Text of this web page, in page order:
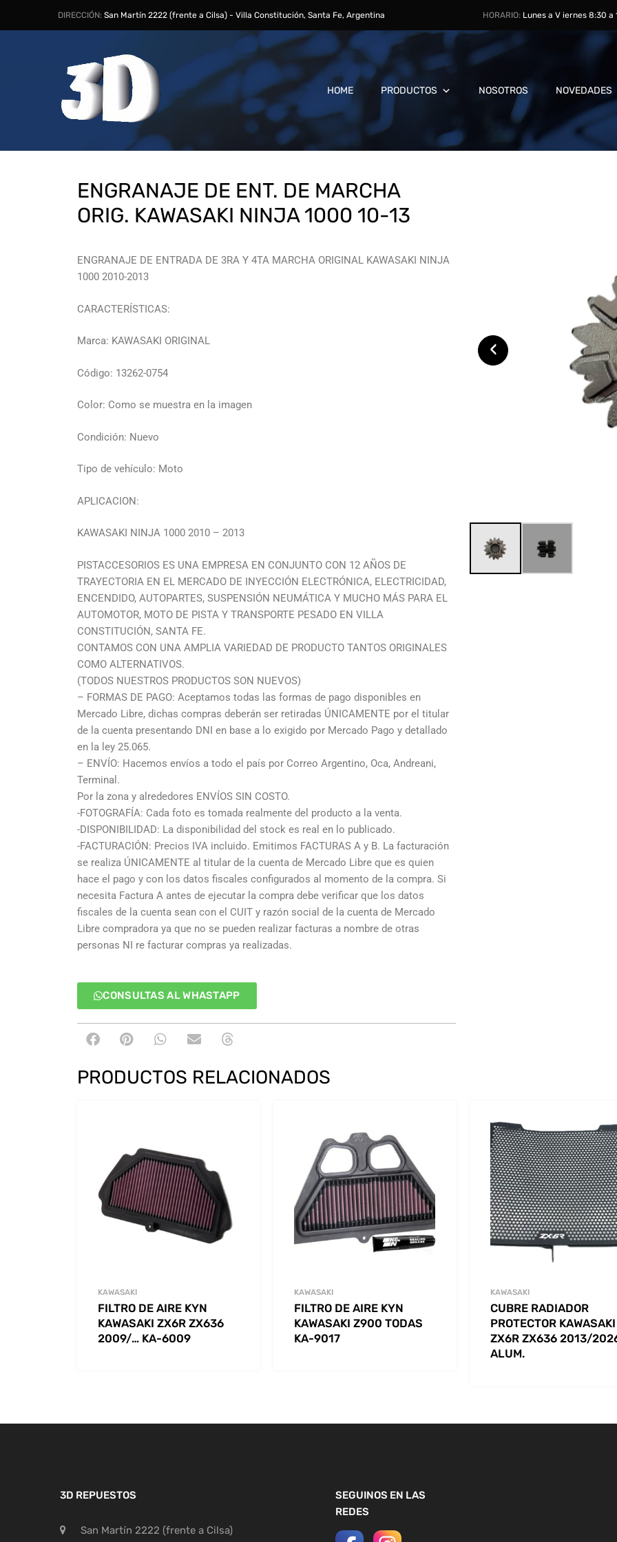
DIRECCIÓN: San Martín 2222 (frente a Cilsa) - Villa Constitución, Santa Fe, Argentina HORARIO: Lunes a V iernes 8:30 a
HOME PRODUCTOS NOSOTROS NOVEDADES
ENGRANAJE DE ENT. DE MARCHA
ORIG. KAWASAKI NINJA 1000 10-13
ENGRANAJE DE ENTRADA DE 3RA Y 4TA MARCHA ORIGINAL KAWASAKI NINJA
1000 2010-2013
CARACTERÍSTICAS:
Marca: KAWASAKI ORIGINAL
Código: 13262-0754
Color: Como se muestra en la imagen
Condición: Nuevo
Tipo de vehículo: Moto
APLICACION:
KAWASAKI NINJA 1000 2010 – 2013
PISTACCESORIOS ES UNA EMPRESA EN CONJUNTO CON 12 AÑOS DE
TRAYECTORIA EN EL MERCADO DE INYECCIÓN ELECTRÓNICA, ELECTRICIDAD,
ENCENDIDO, AUTOPARTES, SUSPENSIÓN NEUMÁTICA Y MUCHO MÁS PARA EL
AUTOMOTOR, MOTO DE PISTA Y TRANSPORTE PESADO EN VILLA
CONSTITUCIÓN, SANTA FE.
CONTAMOS CON UNA AMPLIA VARIEDAD DE PRODUCTO TANTOS ORIGINALES
COMO ALTERNATIVOS.
(TODOS NUESTROS PRODUCTOS SON NUEVOS)
– FORMAS DE PAGO: Aceptamos todas las formas de pago disponibles en
Mercado Libre, dichas compras deberán ser retiradas ÚNICAMENTE por el titular
de la cuenta presentando DNI en base a lo exigido por Mercado Pago y detallado
en la ley 25.065.
– ENVÍO: Hacemos envíos a todo el país por Correo Argentino, Oca, Andreani,
Terminal.
Por la zona y alrededores ENVÍOS SIN COSTO.
-FOTOGRAFÍA: Cada foto es tomada realmente del producto a la venta.
-DISPONIBILIDAD: La disponibilidad del stock es real en lo publicado.
-FACTURACIÓN: Precios IVA incluido. Emitimos FACTURAS A y B. La facturación
se realiza ÚNICAMENTE al titular de la cuenta de Mercado Libre que es quien
hace el pago y con los datos fiscales configurados al momento de la compra. Si
necesita Factura A antes de ejecutar la compra debe verificar que los datos
fiscales de la cuenta sean con el CUIT y razón social de la cuenta de Mercado
Libre compradora ya que no se pueden realizar facturas a nombre de otras
personas NI re facturar compras ya realizadas.
CONSULTAS AL WHASTAPP
‹
PRODUCTOS RELACIONADOS
KAWASAKI
FILTRO DE AIRE KYN
KAWASAKI ZX6R ZX636
2009/… KA-6009
KAWASAKI
FILTRO DE AIRE KYN
KAWASAKI Z900 TODAS
KA-9017
KAWASAKI
CUBRE RADIADOR
PROTECTOR KAWASAKI
ZX6R ZX636 2013/
ALUM.
3D REPUESTOS
San Martín 2222 (frente a Cilsa)
SEGUINOS EN LAS
REDES